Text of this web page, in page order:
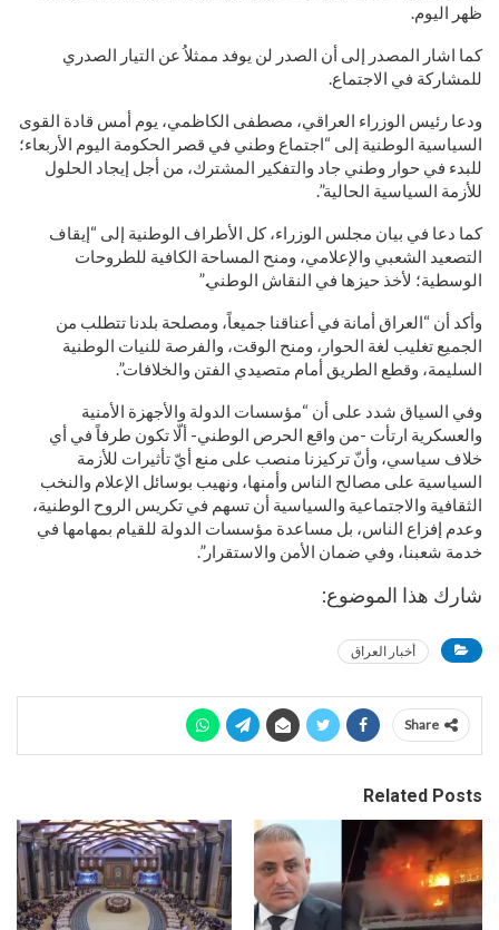
ظهر اليوم.
كما اشار المصدر إلى أن الصدر لن يوفد ممثلاُ عن التيار الصدري
للمشاركة في الاجتماع.
ودعا رئيس الوزراء العراقي، مصطفى الكاظمي، يوم أمس قادة القوى
السياسية الوطنية إلى “اجتماع وطني في قصر الحكومة اليوم الأربعاء؛
للبدء في حوار وطني جاد والتفكير المشترك، من أجل إيجاد الحلول
للأزمة السياسية الحالية”.
كما دعا في بيان مجلس الوزراء، كل الأطراف الوطنية إلى “إيقاف
التصعيد الشعبي والإعلامي، ومنح المساحة الكافية للطروحات
الوسطية؛ لأخذ حيزها في النقاش الوطني.”
وأكد أن “العراق أمانة في أعناقنا جميعاً، ومصلحة بلدنا تتطلب من
الجميع تغليب لغة الحوار، ومنح الوقت، والفرصة للنيات الوطنية
السليمة، وقطع الطريق أمام متصيدي الفتن والخلافات”.
وفي السياق شدد على أن “مؤسسات الدولة والأجهزة الأمنية
والعسكرية ارتأت -من واقع الحرص الوطني- ألّا تكون طرفاً في أي
خلاف سياسي، وأنّ تركيزنا منصب على منع أيّ تأثيرات للأزمة
السياسية على مصالح الناس وأمنها، ونهيب بوسائل الإعلام والنخب
الثقافية والاجتماعية والسياسية أن تسهم في تكريس الروح الوطنية،
وعدم إفزاع الناس، بل مساعدة مؤسسات الدولة للقيام بمهامها في
خدمة شعبنا، وفي ضمان الأمن والاستقرار”.
شارك هذا الموضوع:
أخبار العراق
Share
Related Posts